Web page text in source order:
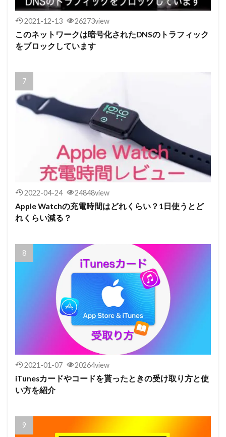
2021-12-13 26273view
このネットワークは暗号化されたDNSのトラフィック
をブロックしています
2022-04-24 24848view
Apple Watchの充電時間はどれくらい？1日使うとど
れくらい減る？
2021-01-07 20264view
iTunesカードやコードを貰ったときの受け取り方と使
い方を紹介